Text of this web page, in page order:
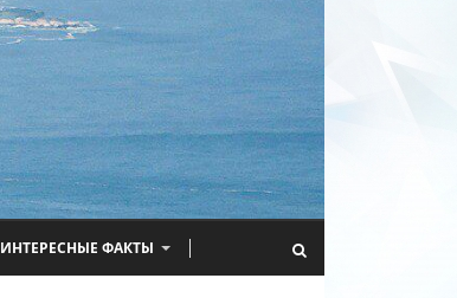
ИНТЕРЕСНЫЕ ФАКТЫ